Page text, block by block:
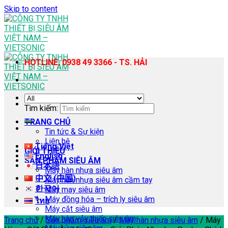
Skip to content
TRANG CHỦ
Tin tức & Sự kiện
Liên hệ
GIỚI THIỆU
SẢN PHẨM SIÊU ÂM
Máy hàn nhựa siêu âm
Máy hàn nhựa siêu âm cầm tay
Máy may siêu âm
Máy đồng hóa – trích ly siêu âm
Máy cắt siêu âm
Máy hàn vảy thiếc siêu âm
HOTLINE: 0938 49 3366 - TS. HẢI
Tìm kiếm:
Tiếng Việt
English
日本語
中文 (中国)
한국어
ไทย
Trang chủ / Sản phẩm siêu âm / Máy hàn nhựa siêu âm / Máy